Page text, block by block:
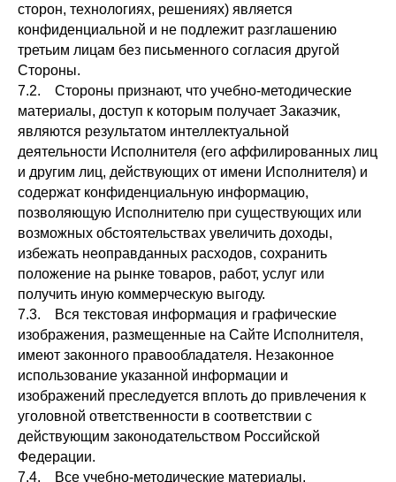
сторон, технологиях, решениях) является
конфиденциальной и не подлежит разглашению
третьим лицам без письменного согласия другой
Стороны.
7.2. Стороны признают, что учебно-методические
материалы, доступ к которым получает Заказчик,
являются результатом интеллектуальной
деятельности Исполнителя (его аффилированных лиц
и другим лиц, действующих от имени Исполнителя) и
содержат конфиденциальную информацию,
позволяющую Исполнителю при существующих или
возможных обстоятельствах увеличить доходы,
избежать неоправданных расходов, сохранить
положение на рынке товаров, работ, услуг или
получить иную коммерческую выгоду.
7.3. Вся текстовая информация и графические
изображения, размещенные на Сайте Исполнителя,
имеют законного правообладателя. Незаконное
использование указанной информации и
изображений преследуется вплоть до привлечения к
уголовной ответственности в соответствии с
действующим законодательством Российской
Федерации.
7.4. Все учебно-методические материалы,